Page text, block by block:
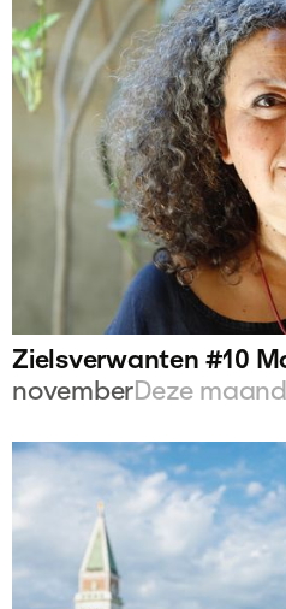
Zielsverwanten #10
novemberDeze maand